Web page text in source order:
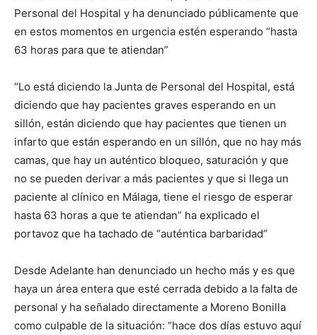
Personal del Hospital y ha denunciado públicamente que
en estos momentos en urgencia estén esperando “hasta
63 horas para que te atiendan”
“Lo está diciendo la Junta de Personal del Hospital, está
diciendo que hay pacientes graves esperando en un
sillón, están diciendo que hay pacientes que tienen un
infarto que están esperando en un sillón, que no hay más
camas, que hay un auténtico bloqueo, saturación y que
no se pueden derivar a más pacientes y que si llega un
paciente al clínico en Málaga, tiene el riesgo de esperar
hasta 63 horas a que te atiendan” ha explicado el
portavoz que ha tachado de “auténtica barbaridad”
Desde Adelante han denunciado un hecho más y es que
haya un área entera que esté cerrada debido a la falta de
personal y ha señalado directamente a Moreno Bonilla
como culpable de la situación: “hace dos días estuvo aquí